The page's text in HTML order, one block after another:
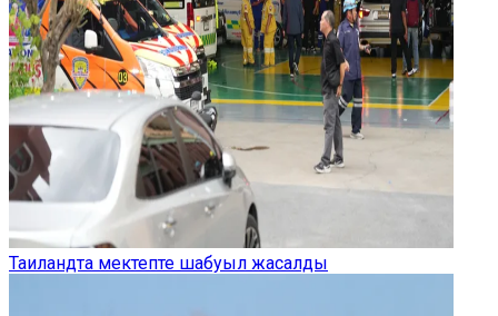
Таиландта мектепте шабуыл жасалды